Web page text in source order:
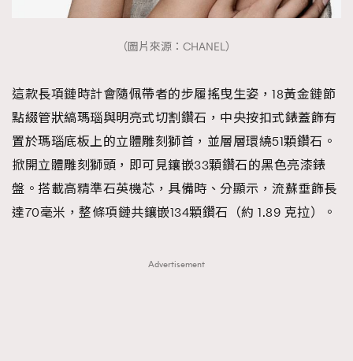
（圖片來源：CHANEL）
這款長項鏈時計會隨佩帶者的步履搖曳生姿，18黃金鏈節
點綴管狀縞瑪瑙與明亮式切割鑽石，中央按扣式錶蓋飾有
置於瑪瑙底板上的立體雕刻獅首，並層層環繞51顆鑽石。
掀開立體雕刻獅頭，即可見鑲嵌33顆鑽石的黑色亮漆錶
盤。搭載高精準石英機芯，具備時、分顯示，流蘇垂飾長
達70毫米，整條項鏈共鑲嵌134顆鑽石（約 1.89 克拉）。
Advertisement